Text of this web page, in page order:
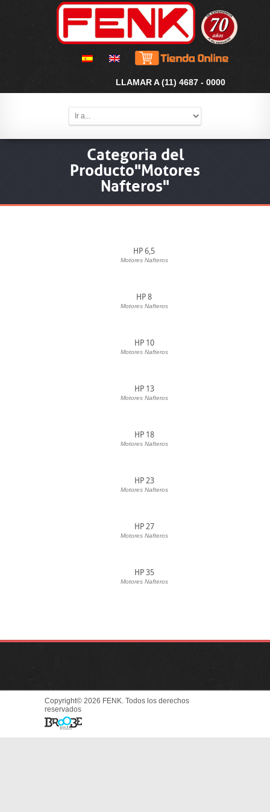
LLAMAR A (11) 4687 - 0000
Categoria del
Producto"Motores
Nafteros"
HP 6,5
Motores Nafteros
HP 8
Motores Nafteros
HP 10
Motores Nafteros
HP 13
Motores Nafteros
HP 18
Motores Nafteros
HP 23
Motores Nafteros
HP 27
Motores Nafteros
HP 35
Motores Nafteros
Copyright© 2026 FENK. Todos los derechos
reservados